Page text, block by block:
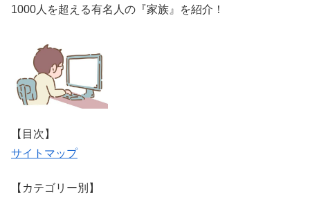
1000人を超える有名人の『家族』を紹介！
【目次】
サイトマップ
【カテゴリー別】